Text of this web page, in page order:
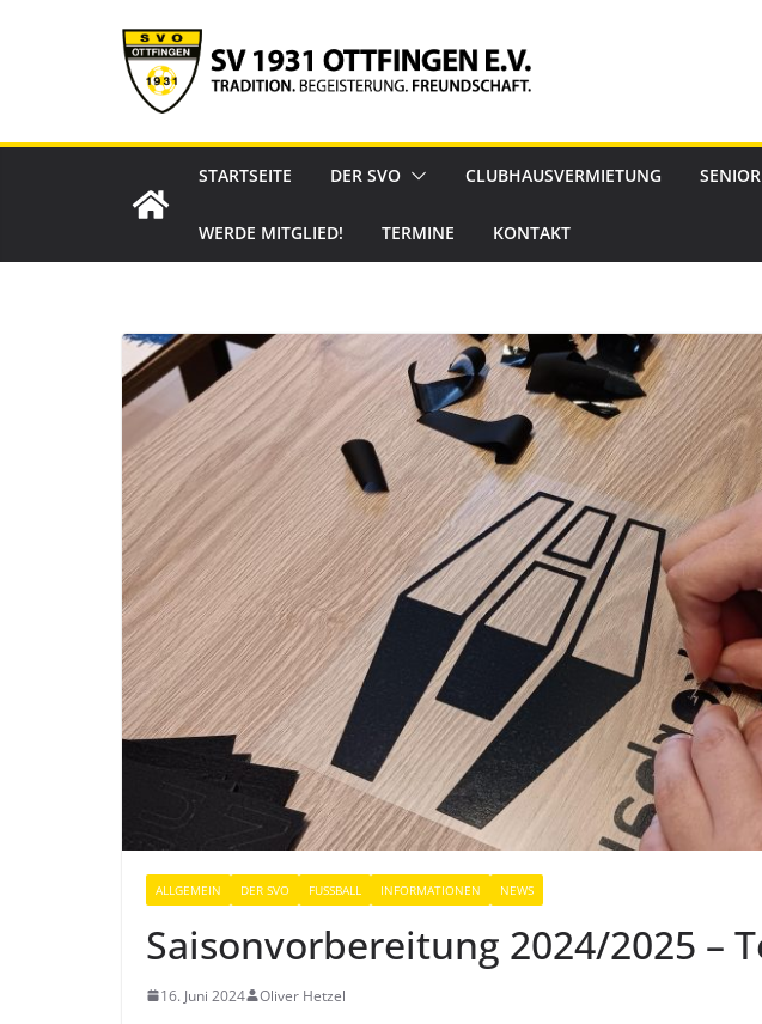
STARTSEITE DER SVO CLUBHAUSVERMIETUNG
WERDE MITGLIED! TERMINE KONTAKT
ALLGEMEIN DER SVO FUSSBALL INFORMATIONEN NEWS
Saisonvorbereitung 2024/2025 –
16. Juni 2024 Oliver Hetzel